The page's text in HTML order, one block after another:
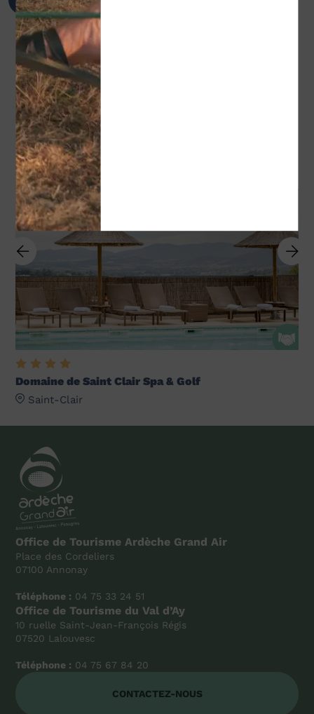
A proximité
Domaine de Saint Clair Spa & Golf
Saint-Clair
EN LIEN AVEC
Office de Tourisme Ardèche Grand Air
Place des Cordeliers
07100 Annonay
Téléphone : 04 75 33 24 51
Office de Tourisme du Val d’Ay
10 ruelle Saint-Jean-François Régis
07520 Lalouvesc
Téléphone : 04 75 67 84 20
CONTACTEZ-NOUS